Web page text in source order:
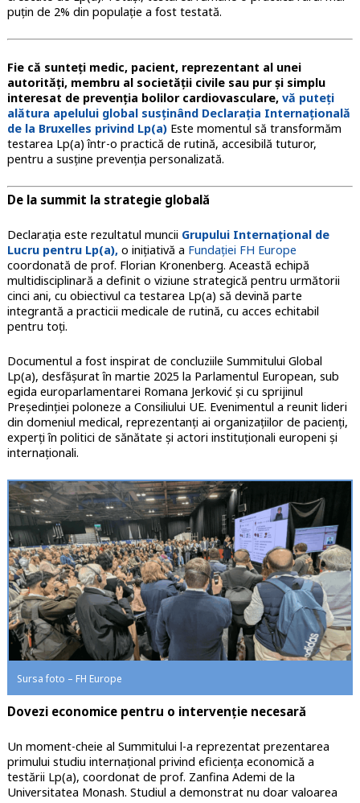
puțin de 2% din populație a fost testată.
Fie că sunteți medic, pacient, reprezentant al unei
autorități, membru al societății civile sau pur și simplu
interesat de prevenția bolilor cardiovasculare, vă puteți
alătura apelului global susținând Declarația Internațională
de la Bruxelles privind Lp(a) Este momentul să transformăm
testarea Lp(a) într-o practică de rutină, accesibilă tuturor,
pentru a susține prevenția personalizată.
De la summit la strategie globală
Declarația este rezultatul muncii Grupului Internațional de
Lucru pentru Lp(a),o inițiativă a Fundației FH Europe
coordonată de prof. Florian Kronenberg. Această echipă
multidisciplinară a definit o viziune strategică pentru următorii
cinci ani, cu obiectivul ca testarea Lp(a) să devină parte
integrantă a practicii medicale de rutină, cu acces echitabil
pentru toți.
Documentul a fost inspirat de concluziile Summitului Global
Lp(a), desfășurat în martie 2025 la Parlamentul European, sub
egida europarlamentarei Romana Jerković și cu sprijinul
Președinției poloneze a Consiliului UE. Evenimentul a reunit lideri
din domeniul medical, reprezentanți ai organizațiilor de pacienți,
experți în politici de sănătate și actori instituționali europeni și
internaționali.
Sursa foto – FH Europe
Dovezi economice pentru o intervenție necesară
Un moment-cheie al Summitului l-a reprezentat prezentarea
primului studiu internațional privind eficiența economică a
testării Lp(a), coordonat de prof. Zanfina Ademi de la
Universitatea Monash. Studiul a demonstrat nu doar valoarea